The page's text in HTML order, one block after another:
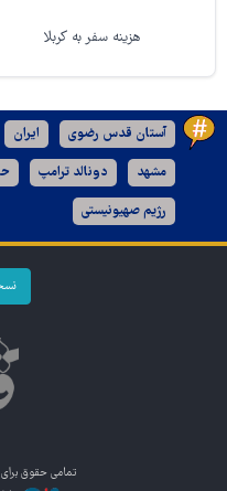
هزینه سفر به کربلا
آستان قدس رضوی ایران
مشهد دونالد ترامپ
رژیم صهیونیستی
تمامی حقوق برای